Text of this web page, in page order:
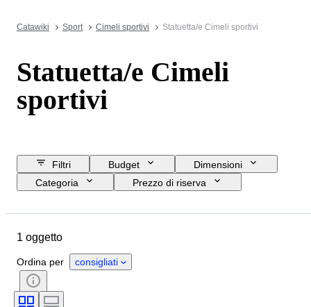
Catawiki Sport Cimeli sportivi Statuetta/e Cimeli sportivi
Statuetta/e Cimeli
sportivi
Filtri Budget
Dimensioni
Categoria
Prezzo di riserva
Materiale
Soggetto
Colore
Epoca
1 oggetto
Ordina per consigliati